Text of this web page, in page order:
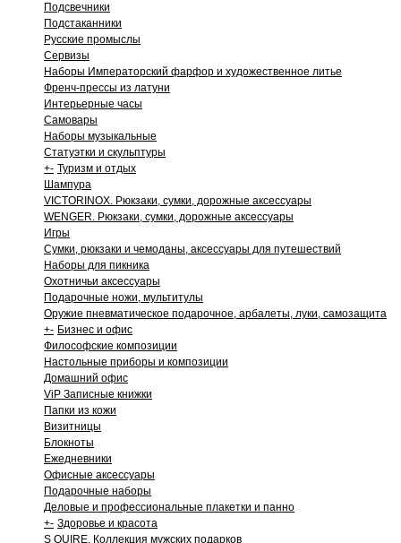
Подсвечники
Подстаканники
Русские промыслы
Сервизы
Наборы Императорский фарфор и художественное литье
Френч-прессы из латуни
Интерьерные часы
Самовары
Наборы музыкальные
Статуэтки и скульптуры
+- Туризм и отдых
Шампура
VICTORINOX. Рюкзаки, сумки, дорожные аксессуары
WENGER. Рюкзаки, сумки, дорожные аксессуары
Игры
Сумки, рюкзаки и чемоданы, аксессуары для путешествий
Наборы для пикника
Охотничьи аксессуары
Подарочные ножи, мультитулы
Оружие пневматическое подарочное, арбалеты, луки, самозащита
+- Бизнес и офис
Философские композиции
Настольные приборы и композиции
Домашний офис
ViP Записные книжки
Папки из кожи
Визитницы
Блокноты
Ежедневники
Офисные аксессуары
Подарочные наборы
Деловые и профессиональные плакетки и панно
+- Здоровье и красота
S QUIRE. Коллекция мужских подарков